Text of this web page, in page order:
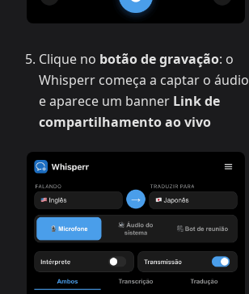
Clique no botão de gravação: o
Whisperr começa a captar o áudio
e aparece um banner Link de
compartilhamento ao vivo